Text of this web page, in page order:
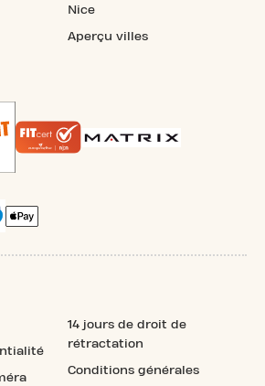
Nice
Aperçu villes
14 jours de droit de
rétractation
Conditions générales